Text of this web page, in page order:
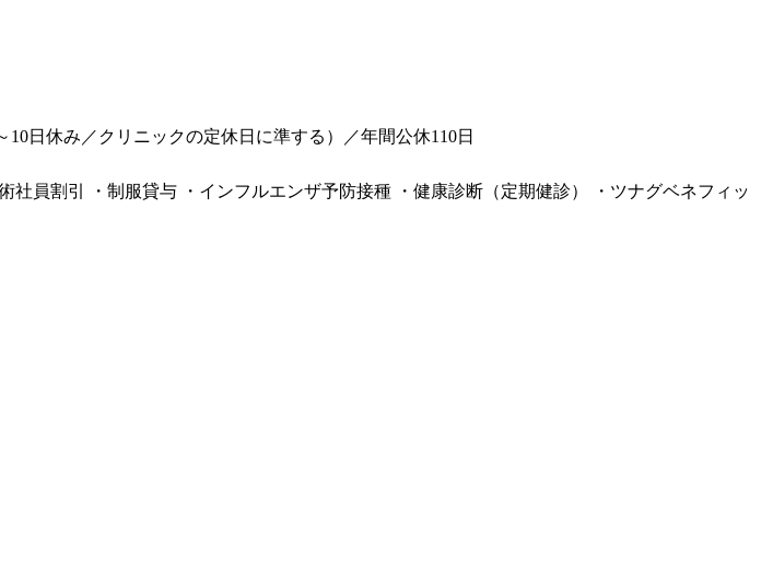
日休み／クリニックの定休日に準する）／年間公休110日
社員割引 ・制服貸与 ・インフルエンザ予防接種 ・健康診断（定期健診） ・ツナグベネフィッ